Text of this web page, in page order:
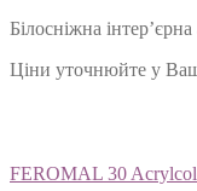
Білосніжна
Ціни уточнюйте у
FEROMAL 30